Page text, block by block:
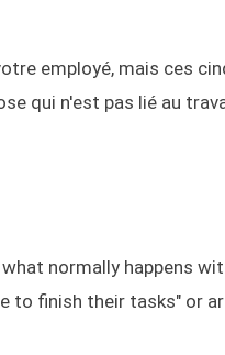
employé, mais ces
qui n'est pas lié au
normally happens
to finish their tasks" or